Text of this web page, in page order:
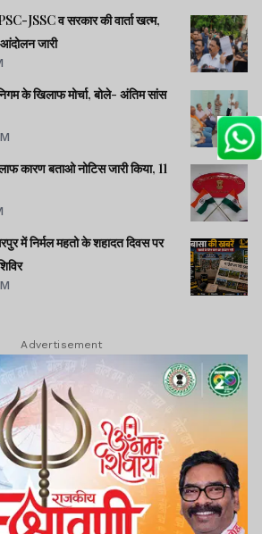
JSSC व सरकार की वार्ता खत्म,
जारी
के खिलाफ मोर्चा, बोले- अंतिम सांस
कारण बताओ नोटिस जारी किया, 11
Advertisement